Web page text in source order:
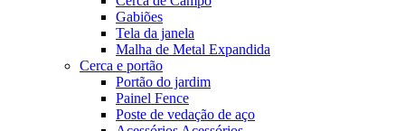
Gabiões
Tela da janela
Malha de Metal Expandida
Cerca e portão
Portão do jardim
Painel Fence
Poste de vedação de aço